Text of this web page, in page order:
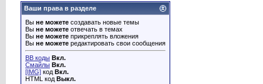
Ваши права в разделе
Вы не можете создавать новые темы
Вы не можете отвечать в темах
Вы не можете прикреплять вложения
Вы не можете редактировать свои сообщения
BB коды Вкл.
Смайлы Вкл.
[IMG] код Вкл.
HTML код Выкл.